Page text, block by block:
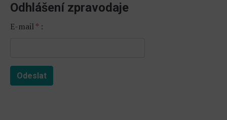
Odhlášení zpravodaje
E-mail * :
Odeslat